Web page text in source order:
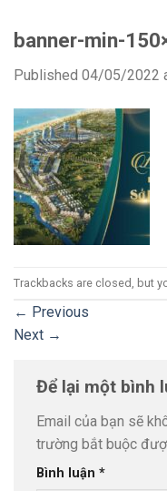
banner-min-
Published 04/05/2022
Trackbacks are closed, but
← Previous
Next →
Để lại một bình
Email của bạn sẽ
trường bắt buộc
Bình luận *